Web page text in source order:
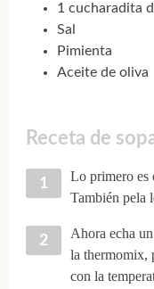
1 cucharadita
Sal
Pimienta
Aceite de oliva
Receta de
Lo primero es
También pela
Ahora echa
la thermomix,
con la